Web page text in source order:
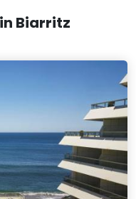
Biarritz